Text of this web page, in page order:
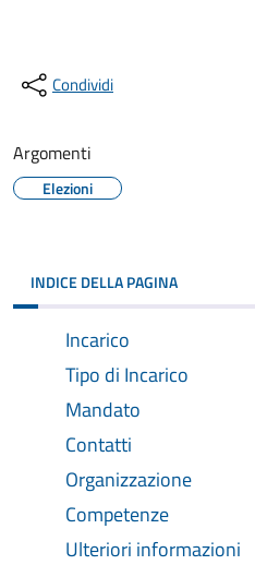
Condividi
Argomenti
Elezioni
INDICE DELLA PAGINA
Incarico
Tipo di Incarico
Mandato
Contatti
Organizzazione
Competenze
Ulteriori informazioni